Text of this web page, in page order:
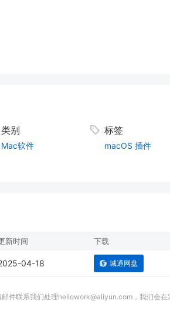
类别
Mac软件
标签
macOS 插件
新时间 下载
04-18 城通网盘
件联系我们处理hellowork@aliyun.com，我们会在